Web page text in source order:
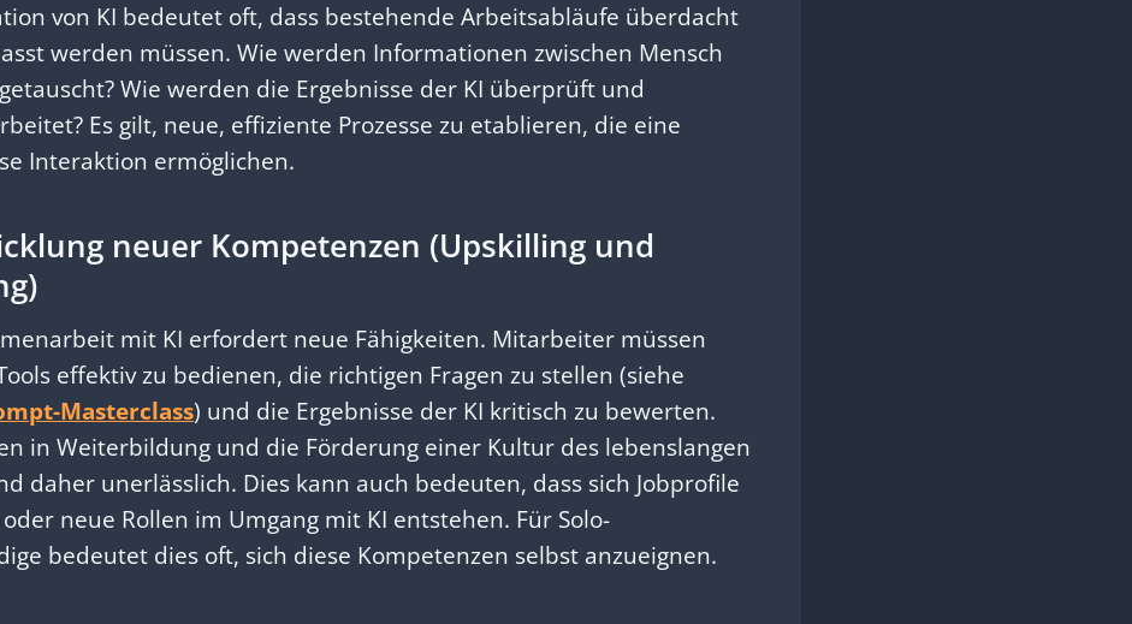
von KI bedeutet oft, dass bestehende Arbeitsabläufe überdacht
werden müssen. Wie werden Informationen zwischen Mensch
Wie werden die Ergebnisse der KI überprüft und
Es gilt, neue, effiziente Prozesse zu etablieren, die eine
Interaktion ermöglichen.
neuer Kompetenzen (Upskilling und
mit KI erfordert neue Fähigkeiten. Mitarbeiter müssen
effektiv zu bedienen, die richtigen Fragen zu stellen (siehe
Masterclass) und die Ergebnisse der KI kritisch zu bewerten.
in Weiterbildung und die Förderung einer Kultur des lebenslangen
daher unerlässlich. Dies kann auch bedeuten, dass sich Jobprofile
neue Rollen im Umgang mit KI entstehen. Für Solo-
bedeutet dies oft, sich diese Kompetenzen selbst anzueignen.